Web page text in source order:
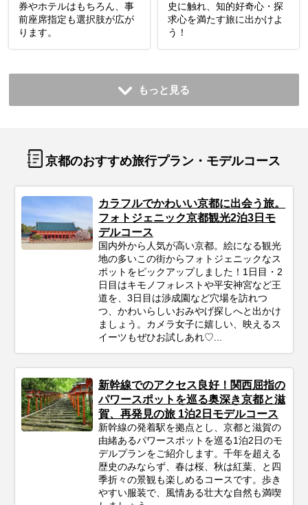
券やホテルはもちろん、事
前座席指定も選択肢が広が
ります。
史に触れ、知的好奇心・探
求心を満たす旅に出かけよ
う！
もっと見る
京都のおすすめ旅行プラン・モデルコース
カラフルでかわいい京都に出会う旅。
フォトジェニック京都観光2泊3日モ
デルコース
国内外から人気が高い京都。絵になる観光
地の多いこの街からフォトジェニックなス
ポットをピックアップしました！1日目・2
日目はキモノフォレストや平安神宮など王
道を、3日目は渉成園など穴場を訪れつ
つ、かわいらしいおみやげ探しへと出かけ
ましょう。カメラ女子に嬉しい、映えるス
イーツもぜひお試しあれ♡...
新幹線でのアクセス良好！関西屈指の
パワースポットを巡る奥深き京都と滋
賀、再発見の旅 1泊2日モデルコース
新幹線の発着駅を拠点とし、京都と滋賀の
由緒あるパワースポットを巡る1泊2日のモ
デルプランをご紹介します。千年を超える
歴史のみならず、春は桜、秋は紅葉、と四
季折々の景観も楽しめるコースです。歩き
やすい服装で、風情ある壮大な自然も満喫